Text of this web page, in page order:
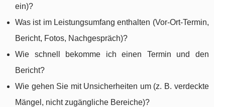
ein)?
Was ist im Leistungsumfang enthalten (Vor-Ort-Termin,
Bericht, Fotos, Nachgespräch)?
Wie schnell bekomme ich einen Termin und den
Bericht?
Wie gehen Sie mit Unsicherheiten um (z. B. verdeckte
Mängel, nicht zugängliche Bereiche)?